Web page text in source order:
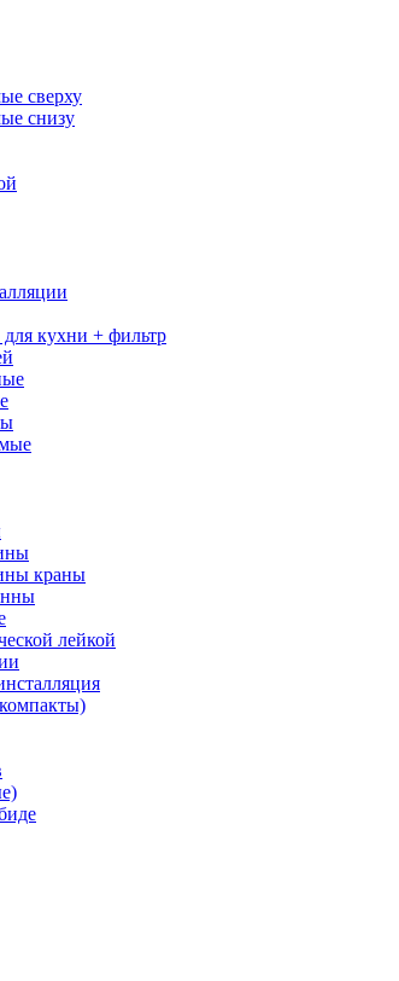
сверху
снизу
кухни + фильтр
краны
лейкой